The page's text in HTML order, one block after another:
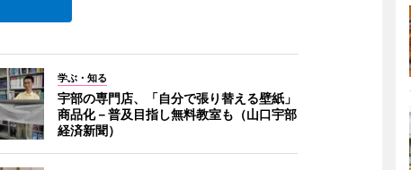
学ぶ・知る
宇部の専門店、「自分で張り替える壁紙」
商品化－普及目指し無料教室も（山口宇部
経済新聞）